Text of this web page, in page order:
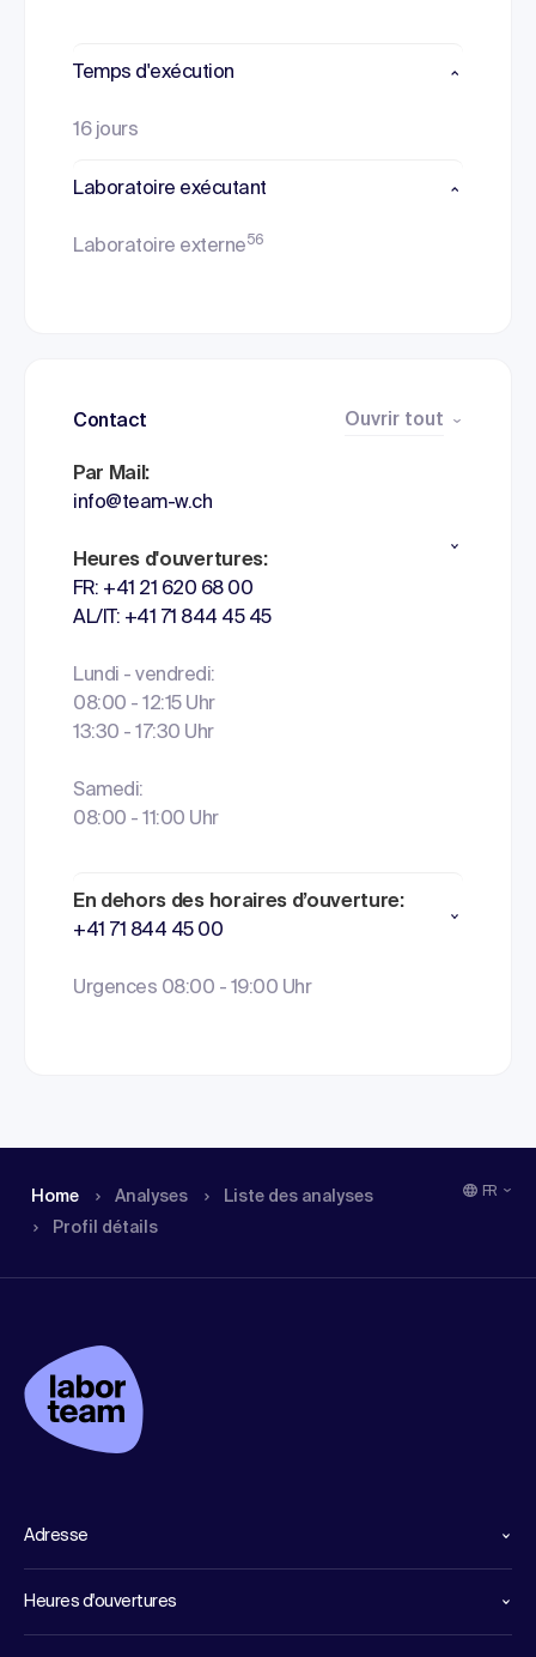
Temps d'exécution
16 jours
Laboratoire exécutant
Laboratoire externe56
Contact Ouvrir tout
Par Mail:
info@team-w.ch
Heures d'ouvertures:
FR: +41 21 620 68 00
AL/IT: +41 71 844 45 45
Lundi - vendredi:
08:00 - 12:15 Uhr
13:30 - 17:30 Uhr
Samedi:
08:00 - 11:00 Uhr
En dehors des horaires d’ouverture:
+41 71 844 45 00
Urgences 08:00 - 19:00 Uhr
Home Analyses
Liste des analyses
Profil détails
FR
Adresse
Heures d'ouvertures